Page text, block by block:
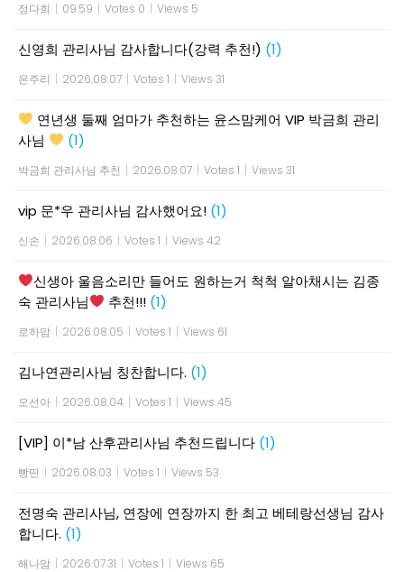
정다희 | 09:59 | Votes 0 | Views 5
신영희 관리사님 감사합니다(강력 추천!) (1)
은주리 | 2026.08.07 | Votes 1 | Views 31
연년생 둘째 엄마가 추천하는 윤스맘케어 VIP 박금희 관리
사님
(1)
박금희 관리사님 추천 | 2026.08.07 | Votes 1 | Views 31
vip 문*우 관리사님 감사했어요! (1)
신손 | 2026.08.06 | Votes 1 | Views 42
신생아 울음소리만 들어도 원하는거 척척 알아채시는 김종
숙 관리사님
추천!!! (1)
로하맘 | 2026.08.05 | Votes 1 | Views 61
김나연관리사님 칭찬합니다. (1)
오선아 | 2026.08.04 | Votes 1 | Views 45
[VIP] 이*남 산후관리사님 추천드립니다 (1)
빵띤 | 2026.08.03 | Votes 1 | Views 53
전명숙 관리사님, 연장에 연장까지 한 최고 베테랑선생님 감사
합니다. (1)
해나맘 | 2026.07.31 | Votes 1 | Views 65